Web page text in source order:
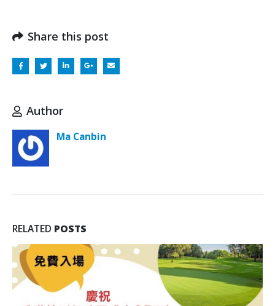
Share this post
Author
Ma Canbin
RELATED POSTS